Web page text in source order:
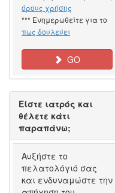
όρους χρήσης
*** Ενημερωθείτε για το
πως δουλεύει
GO
Είστε ιατρός και
θέλετε κάτι
παραπάνω;
Αυξήστε το
πελατολόγιό σας
και ενδυναμώστε την